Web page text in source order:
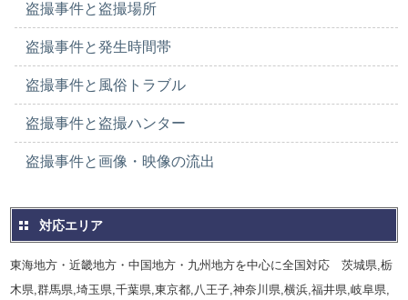
盗撮事件と盗撮場所
盗撮事件と発生時間帯
盗撮事件と風俗トラブル
盗撮事件と盗撮ハンター
盗撮事件と画像・映像の流出
対応エリア
東海地方・近畿地方・中国地方・九州地方を中心に全国対応 茨城県,栃
木県,群馬県,埼玉県,千葉県,東京都,八王子,神奈川県,横浜,福井県,岐阜県,